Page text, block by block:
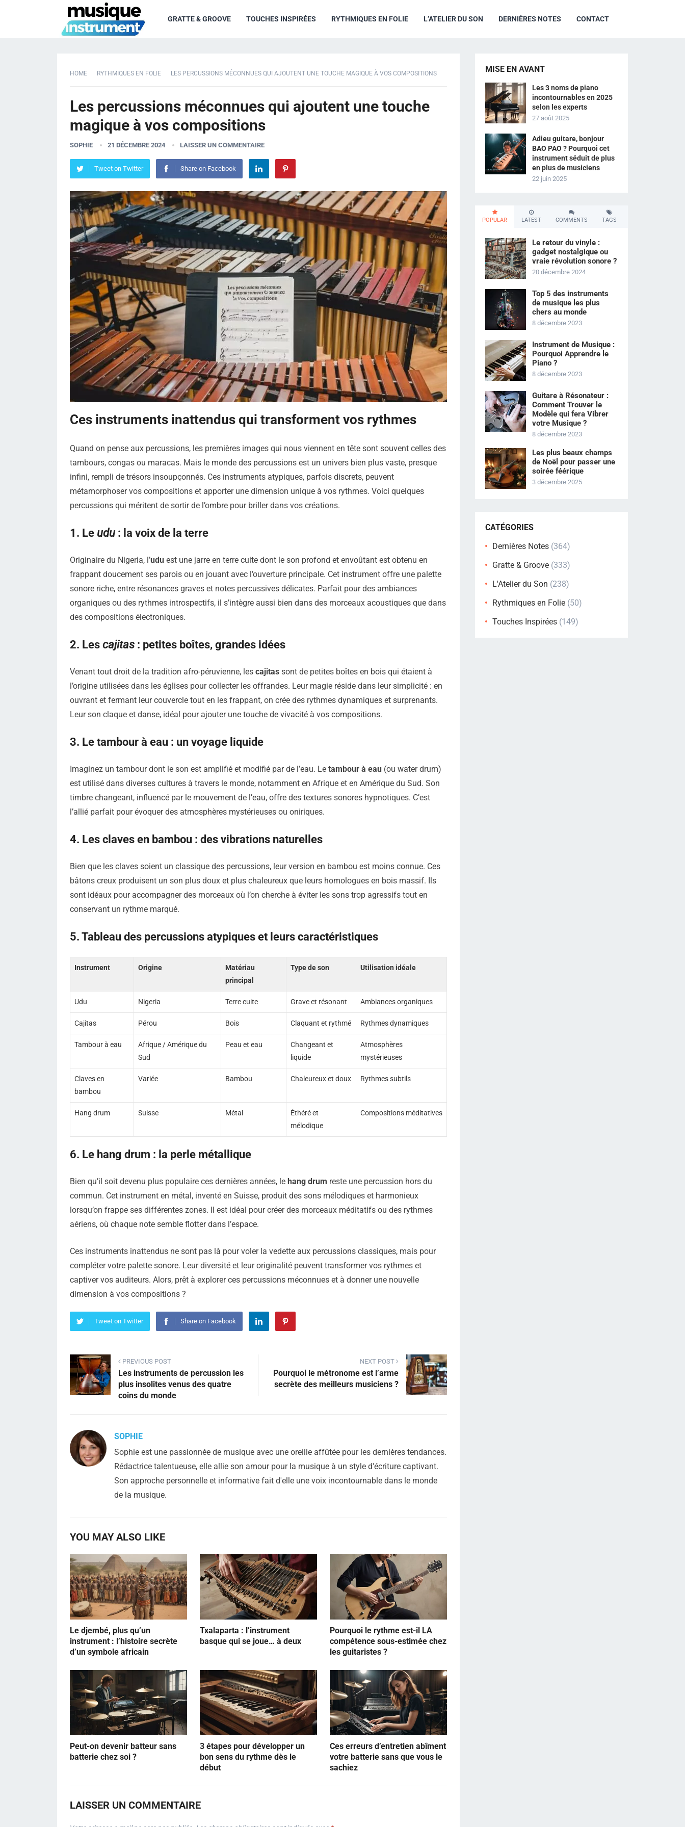
GRATTE & GROOVE TOUCHES INSPIRÉES RYTHMIQUES EN FOLIE L’ATELIER DU SON DERNIÈRES NOTES CONTACT
HOME RYTHMIQUES EN FOLIE LES PERCUSSIONS MÉCONNUES QUI AJOUTENT UNE TOUCHE MAGIQUE À VOS COMPOSITIONS
Les percussions méconnues qui ajoutent une touche
magique à vos compositions
SOPHIE 21 DÉCEMBRE 2024 LAISSER UN COMMENTAIRE
Tweet on Twitter Share on Facebook
Ces instruments inattendus qui transforment vos rythmes
Quand on pense aux percussions, les premières images qui nous viennent en tête sont souvent celles des
tambours, congas ou maracas. Mais le monde des percussions est un univers bien plus vaste, presque
infini, rempli de trésors insoupçonnés. Ces instruments atypiques, parfois discrets, peuvent
métamorphoser vos compositions et apporter une dimension unique à vos rythmes. Voici quelques
percussions qui méritent de sortir de l’ombre pour briller dans vos créations.
1. Le udu: la voix de la terre
Originaire du Nigeria, l’udu est une jarre en terre cuite dont le son profond et envoûtant est obtenu en
frappant doucement ses parois ou en jouant avec l’ouverture principale. Cet instrument offre une palette
sonore riche, entre résonances graves et notes percussives délicates. Parfait pour des ambiances
organiques ou des rythmes introspectifs, il s’intègre aussi bien dans des morceaux acoustiques que dans
des compositions électroniques.
2. Les cajitas : petites boîtes, grandes idées
Venant tout droit de la tradition afro-péruvienne, les cajitas sont de petites boîtes en bois qui étaient à
l’origine utilisées dans les églises pour collecter les offrandes. Leur magie réside dans leur simplicité : en
ouvrant et fermant leur couvercle tout en les frappant, on crée des rythmes dynamiques et surprenants.
Leur son claque et danse, idéal pour ajouter une touche de vivacité à vos compositions.
3. Le tambour à eau : un voyage liquide
Imaginez un tambour dont le son est amplifié et modifié par de l’eau. Le tambour à eau (ou water drum)
est utilisé dans diverses cultures à travers le monde, notamment en Afrique et en Amérique du Sud. Son
timbre changeant, influencé par le mouvement de l’eau, offre des textures sonores hypnotiques. C’est
l’allié parfait pour évoquer des atmosphères mystérieuses ou oniriques.
4. Les claves en bambou : des vibrations naturelles
Bien que les claves soient un classique des percussions, leur version en bambou est moins connue. Ces
bâtons creux produisent un son plus doux et plus chaleureux que leurs homologues en bois massif. Ils
sont idéaux pour accompagner des morceaux où l’on cherche à éviter les sons trop agressifs tout en
conservant un rythme marqué.
5. Tableau des percussions atypiques et leurs caractéristiques
Instrument Origine
Matériau
principal
Type de son Utilisation idéale
Udu Nigeria Terre cuite Grave et résonant Ambiances organiques
Cajitas Pérou Bois Claquant et rythmé Rythmes dynamiques
Tambour à eau
Afrique / Amérique du
Sud
Peau et eau
Changeant et
liquide
Atmosphères
mystérieuses
Claves en
bambou
Variée Bambou Chaleureux et doux Rythmes subtils
Hang drum Suisse Métal
Éthéré et
mélodique
Compositions méditatives
6. Le hang drum : la perle métallique
Bien qu’il soit devenu plus populaire ces dernières années, le hang drum reste une percussion hors du
commun. Cet instrument en métal, inventé en Suisse, produit des sons mélodiques et harmonieux
lorsqu’on frappe ses différentes zones. Il est idéal pour créer des morceaux méditatifs ou des rythmes
aériens, où chaque note semble flotter dans l’espace.
Ces instruments inattendus ne sont pas là pour voler la vedette aux percussions classiques, mais pour
compléter votre palette sonore. Leur diversité et leur originalité peuvent transformer vos rythmes et
captiver vos auditeurs. Alors, prêt à explorer ces percussions méconnues et à donner une nouvelle
dimension à vos compositions ?
Tweet on Twitter Share on Facebook
PREVIOUS POST
Les instruments de percussion les
plus insolites venus des quatre
coins du monde
NEXT POST
Pourquoi le métronome est l’arme
secrète des meilleurs musiciens ?
SOPHIE
Sophie est une passionnée de musique avec une oreille affûtée pour les dernières tendances.
Rédactrice talentueuse, elle allie son amour pour la musique à un style d'écriture captivant.
Son approche personnelle et informative fait d'elle une voix incontournable dans le monde
de la musique.
YOU MAY ALSO LIKE
Le djembé, plus qu’un
instrument : l’histoire secrète
d’un symbole africain
Txalaparta : l’instrument
basque qui se joue… à deux
Pourquoi le rythme est-il LA
compétence sous-estimée chez
les guitaristes ?
Peut-on devenir batteur sans
batterie chez soi ?
3 étapes pour développer un
bon sens du rythme dès le
début
Ces erreurs d’entretien abîment
votre batterie sans que vous le
sachiez
LAISSER UN COMMENTAIRE
MISE EN AVANT
Les 3 noms de piano
incontournables en 2025
selon les experts
27 août 2025
Adieu guitare, bonjour
BAO PAO ? Pourquoi cet
instrument séduit de plus
en plus de musiciens
22 juin 2025
POPULAR LATEST COMMENTS TAGS
Le retour du vinyle :
gadget nostalgique ou
vraie révolution sonore ?
20 décembre 2024
Top 5 des instruments
de musique les plus
chers au monde
8 décembre 2023
Instrument de Musique :
Pourquoi Apprendre le
Piano ?
8 décembre 2023
Guitare à Résonateur :
Comment Trouver le
Modèle qui fera Vibrer
votre Musique ?
8 décembre 2023
Les plus beaux champs
de Noël pour passer une
soirée féérique
3 décembre 2025
CATÉGORIES
Dernières Notes (364)
Gratte & Groove (333)
L'Atelier du Son (238)
Rythmiques en Folie (50)
Touches Inspirées (149)